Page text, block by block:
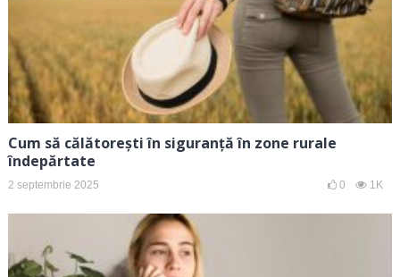
Cum să călătorești în siguranță în zone rurale
îndepărtate
2 septembrie 2025 0 1K